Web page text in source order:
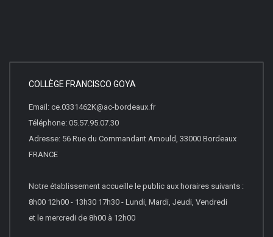
COLLÈGE FRANCISCO GOYA
Email: ce.0331462K@ac-bordeaux.fr
Téléphone: 05.57.95.07.30
Adresse: 56 Rue du Commandant Arnould, 33000 Bordeaux
FRANCE
Notre établissement accueille le public aux horaires suivants :
8h00 12h00 - 13h30 17h30 - Lundi, Mardi, Jeudi, Vendredi
et le mercredi de 8h00 à 12h00